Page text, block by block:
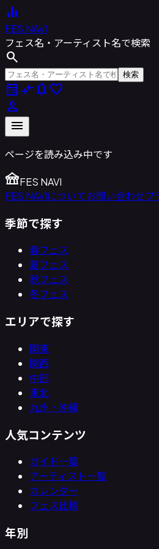
equalizer
FES NAVI
フェス名・アーティスト名で検索
search
検索
calendar_monthcompare_arrows notifications favorite
person
menu
ページを読み込み中です
festivalFES NAVI
FES NAVIについてお問い合わせプ
季節で探す
春フェス
夏フェス
秋フェス
冬フェス
エリアで探す
関東
関西
中部
東北
九州・沖縄
人気コンテンツ
ガイド一覧
アーティスト一覧
カレンダー
フェス比較
年別